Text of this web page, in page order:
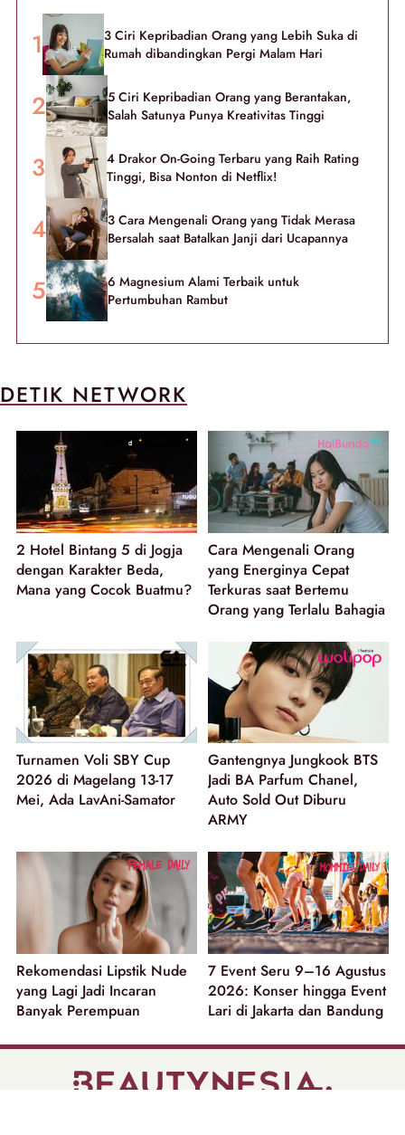
3 Ciri Kepribadian Orang yang Lebih Suka di
Rumah dibandingkan Pergi Malam Hari
5 Ciri Kepribadian Orang yang Berantakan,
Salah Satunya Punya Kreativitas Tinggi
4 Drakor On-Going Terbaru yang Raih Rating
Tinggi, Bisa Nonton di Netflix!
3 Cara Mengenali Orang yang Tidak Merasa
Bersalah saat Batalkan Janji dari Ucapannya
6 Magnesium Alami Terbaik untuk
Pertumbuhan Rambut
DETIK NETWORK
2 Hotel Bintang 5 di Jogja
dengan Karakter Beda,
Mana yang Cocok Buatmu?
Cara Mengenali Orang
yang Energinya Cepat
Terkuras saat Bertemu
Orang yang Terlalu Bahagia
Turnamen Voli SBY Cup
2026 di Magelang 13-17
Mei, Ada LavAni-Samator
Gantengnya Jungkook BTS
Jadi BA Parfum Chanel,
Auto Sold Out Diburu
ARMY
Rekomendasi Lipstik Nude
yang Lagi Jadi Incaran
Banyak Perempuan
7 Event Seru 9–16 Agustus
2026: Konser hingga Event
Lari di Jakarta dan Bandung